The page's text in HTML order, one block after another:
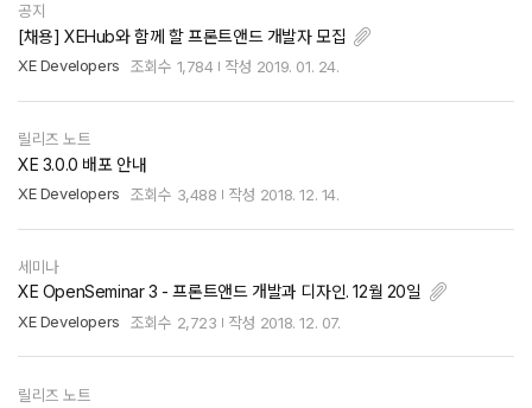
공지
[채용] XEHub와 함께 할 프론트앤드 개발자 모집
XE Developers 조회수 1,784 작성 2019. 01. 24.
릴리즈 노트
XE 3.0.0 배포 안내
XE Developers 조회수 3,488 작성 2018. 12. 14.
세미나
XE OpenSeminar 3 - 프론트앤드 개발과 디자인. 12월 20일
XE Developers 조회수 2,723 작성 2018. 12. 07.
릴리즈 노트